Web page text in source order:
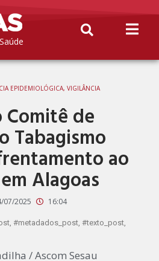
EPIDEMIOLÓGICA, VIGILÂNCIA
Comitê de
Tabagismo
ao
Alagoas
07/2025 16:04
#metadados_post, #texto_post,
/ Ascom Sesau